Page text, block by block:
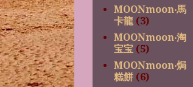
MOONmoon‧馬
卡龍 (3)
MOONmoon‧淘
宝宝 (5)
MOONmoon‧焗
糕餅 (6)